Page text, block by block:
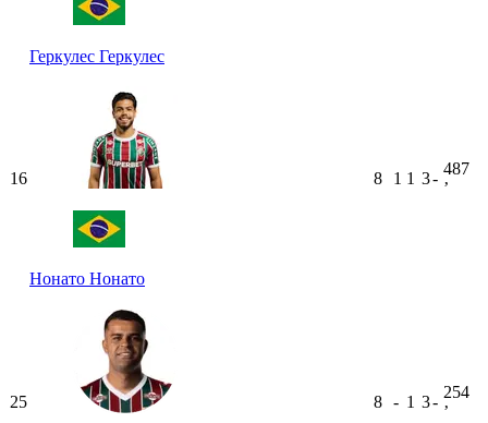
Геркулес Геркулес
16
Нонато Нонато
8 1 1 3-
487
ʼ
25 8 - 1 3-
254
ʼ